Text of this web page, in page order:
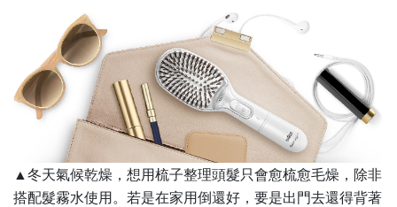
▲冬天氣候乾燥，想用梳子整理頭髮只會愈梳愈毛燥，除非
搭配髮霧水使用。若是在家用倒還好，要是出門去還得背著